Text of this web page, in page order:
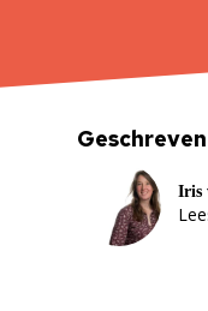
Iris